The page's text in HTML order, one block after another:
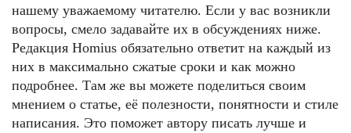
нашему уважаемому читателю. Если у вас возникли
вопросы, смело задавайте их в обсуждениях ниже.
Редакция Homius обязательно ответит на каждый из
них в максимально сжатые сроки и как можно
подробнее. Там же вы можете поделиться своим
мнением о статье, её полезности, понятности и стиле
написания. Это поможет автору писать лучше и